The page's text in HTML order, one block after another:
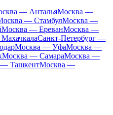
— АнтальяМосква —
— СтамбулМосква —
Москва — ЕреванМосква —
Санкт-Петербург —
Москва — УфаМосква —
Москва — СамараМосква —
ТашкентМосква —